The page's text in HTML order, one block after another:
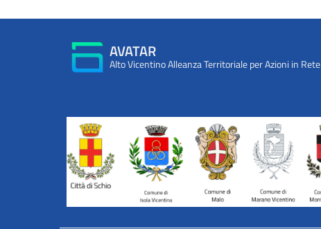
AVATAR
Alto Vicentino Alleanza Territoriale per Azioni in Rete